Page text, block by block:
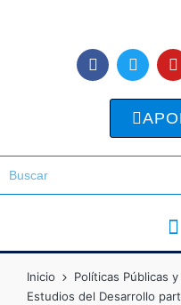
Inicio Políticas Públicas
Estudios del Desarrollo